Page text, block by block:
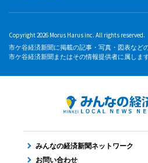
Copyright 2026 Morus Harus inc. All rights reserved.
市ケ谷経済新聞に掲載の記事・写真・図表など
市ケ谷経済新聞またはその情報提供者に属します
みんなの経済新聞ネットワーク
お問い合わせ